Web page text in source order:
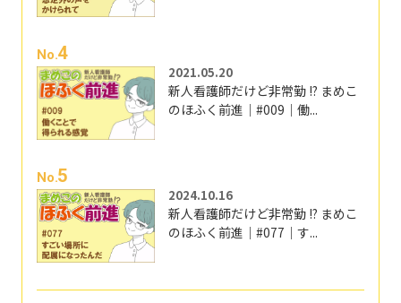
No.4
2021.05.20
新人看護師だけど非常勤 !? まめこ
のほふく前進｜#009｜働...
No.5
2024.10.16
新人看護師だけど非常勤 !? まめこ
のほふく前進｜#077｜す...